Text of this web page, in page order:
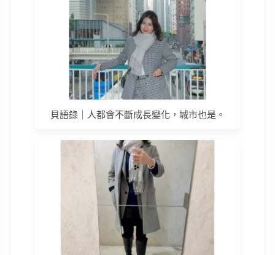
貝語錄｜人都會不斷成長變化，城市也是。